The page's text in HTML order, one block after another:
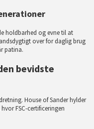
holdbarhed og evne til at
over for daglig brug
patina.
bevidste
House of Sander hylder
FSC-certificeringen